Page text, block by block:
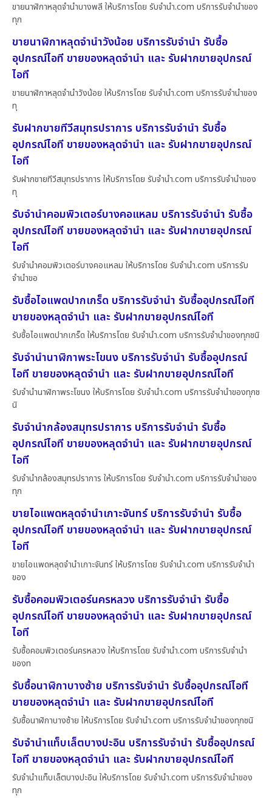
ขายนาฬิกาหลุดจำนำบางพลี ให้บริการโดย รับจํานํา.com บริการรับจำนำของ
ทุก
ขายนาฬิกาหลุดจำนำวังน้อย บริการรับจำนำ รับซื้อ
อุปกรณ์ไอที ขายของหลุดจำนำ และ รับฝากขายอุปกรณ์
ไอที
ขายนาฬิกาหลุดจำนำวังน้อย ให้บริการโดย รับจํานํา.com บริการรับจำนำของ
ทุ
รับฝากขายทีวีสมุทรปราการ บริการรับจำนำ รับซื้อ
อุปกรณ์ไอที ขายของหลุดจำนำ และ รับฝากขายอุปกรณ์
ไอที
รับฝากขายทีวีสมุทรปราการ ให้บริการโดย รับจํานํา.com บริการรับจำนำของ
ทุ
รับจำนำคอมพิวเตอร์บางคอแหลม บริการรับจำนำ รับซื้อ
อุปกรณ์ไอที ขายของหลุดจำนำ และ รับฝากขายอุปกรณ์
ไอที
รับจำนำคอมพิวเตอร์บางคอแหลม ให้บริการโดย รับจํานํา.com บริการรับ
จำนำขอ
รับซื้อไอแพดปากเกร็ด บริการรับจำนำ รับซื้ออุปกรณ์ไอที
ขายของหลุดจำนำ และ รับฝากขายอุปกรณ์ไอที
รับซื้อไอแพดปากเกร็ด ให้บริการโดย รับจํานํา.com บริการรับจำนำของทุกชนิ
รับจำนำนาฬิกาพระโขนง บริการรับจำนำ รับซื้ออุปกรณ์
ไอที ขายของหลุดจำนำ และ รับฝากขายอุปกรณ์ไอที
รับจำนำนาฬิกาพระโขนง ให้บริการโดย รับจํานํา.com บริการรับจำนำของทุกช
นิ
รับจำนำกล้องสมุทรปราการ บริการรับจำนำ รับซื้อ
อุปกรณ์ไอที ขายของหลุดจำนำ และ รับฝากขายอุปกรณ์
ไอที
รับจำนำกล้องสมุทรปราการ ให้บริการโดย รับจํานํา.com บริการรับจำนำของ
ทุก
ขายไอแพดหลุดจำนำเกาะจันทร์ บริการรับจำนำ รับซื้อ
อุปกรณ์ไอที ขายของหลุดจำนำ และ รับฝากขายอุปกรณ์
ไอที
ขายไอแพดหลุดจำนำเกาะจันทร์ ให้บริการโดย รับจํานํา.com บริการรับจำนำ
ของ
รับซื้อคอมพิวเตอร์นครหลวง บริการรับจำนำ รับซื้อ
อุปกรณ์ไอที ขายของหลุดจำนำ และ รับฝากขายอุปกรณ์
ไอที
รับซื้อคอมพิวเตอร์นครหลวง ให้บริการโดย รับจํานํา.com บริการรับจำนำ
ของท
รับซื้อนาฬิกาบางซ้าย บริการรับจำนำ รับซื้ออุปกรณ์ไอที
ขายของหลุดจำนำ และ รับฝากขายอุปกรณ์ไอที
รับซื้อนาฬิกาบางซ้าย ให้บริการโดย รับจํานํา.com บริการรับจำนำของทุกชนิ
รับจำนำแท็บเล็ตบางปะอิน บริการรับจำนำ รับซื้ออุปกรณ์
ไอที ขายของหลุดจำนำ และ รับฝากขายอุปกรณ์ไอที
รับจำนำแท็บเล็ตบางปะอิน ให้บริการโดย รับจํานํา.com บริการรับจำนำของ
ทุก